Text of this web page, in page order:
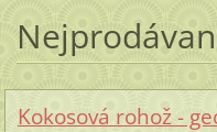
Kokosová rohož -